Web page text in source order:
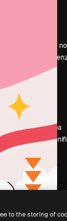
Lavora con
Cerca
Eventi
Vendi i tuoi
contenuti
Sala stampa
Cerchi
to the storing of